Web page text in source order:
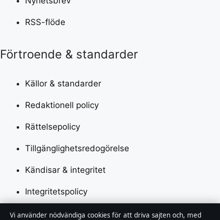
RSS-flöde
Förtroende & standarder
Källor & standarder
Redaktionell policy
Rättelsepolicy
Tillgänglighetsredogörelse
Kändisar & integritet
Integritetspolicy
Vi använder nödvändiga cookies för att driva sajten och, med